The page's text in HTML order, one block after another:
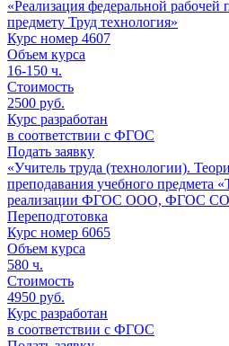
«Реализация федеральной
предмету Труд технология»
Курс номер 4607
Объем курса
16-150 ч.
Стоимость
2500 руб.
Курс разработан
в соответствии с ФГОС
Подать заявку
«Учитель труда (технологии).
преподавания учебного предмета
реализации ФГОС ООО, ФГОС
Переподготовка
Курс номер 6065
Объем курса
580 ч.
Стоимость
4950 руб.
Курс разработан
в соответствии с ФГОС